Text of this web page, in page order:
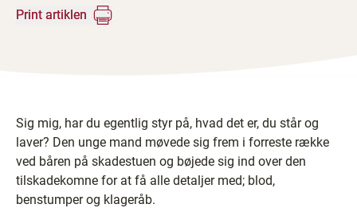
Print artiklen
Sig mig, har du egentlig styr på, hvad det er, du står og
laver? Den unge mand møvede sig frem i forreste række
ved båren på skadestuen og bøjede sig ind over den
tilskadekomne for at få alle detaljer med; blod,
benstumper og klageråb.